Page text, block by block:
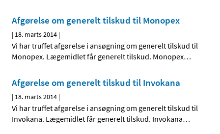
Afgørelse om generelt tilskud til Monopex
| 18. marts 2014 |
Vi har truffet afgørelse i ansøgning om generelt tilskud til
Monopex. Lægemidlet får generelt tilskud. Monopex…
Afgørelse om generelt tilskud til Invokana
| 18. marts 2014 |
Vi har truffet afgørelse i ansøgning om generelt tilskud til
Invokana. Lægemidlet får generelt tilskud. Invokana…